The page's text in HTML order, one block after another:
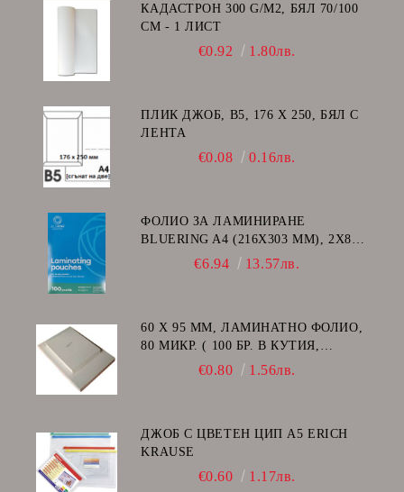
КАДАСТРОН 300 G/M2, БЯЛ 70/100
СМ - 1 ЛИСТ
€0.92 1.80лв.
ПЛИК ДЖОБ, В5, 176 Х 250, БЯЛ С
ЛЕНТА
€0.08 0.16лв.
ФОЛИО ЗА ЛАМИНИРАНЕ
BLUERING A4 (216X303 MM), 2X80
МИКРОНА 100 БР.
€6.94 13.57лв.
60 Х 95 ММ, ЛАМИНАТНО ФОЛИО,
80 МИКР. ( 100 БР. В КУТИЯ,
€0.80 1.56лв.
ДЖОБ С ЦВЕТЕН ЦИП A5 ERICH
KRAUSE
€0.60 1.17лв.